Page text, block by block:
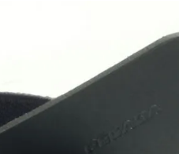
masculino